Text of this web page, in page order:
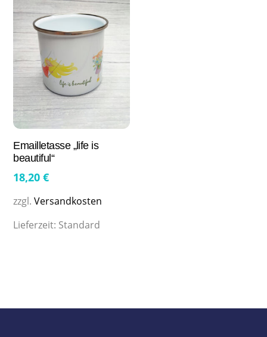
Emailletasse „life is
beautiful“
18,20€
zzgl.Versandkosten
Lieferzeit: Standard